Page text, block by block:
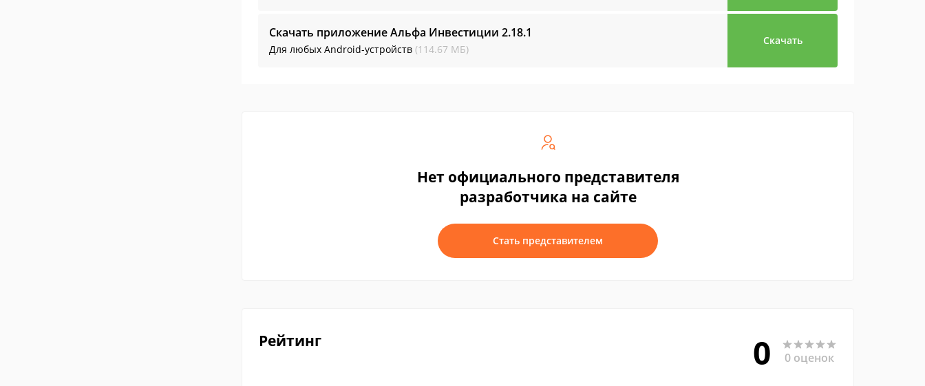
Скачать приложение Альфа Инвестиции 2.18.1
Для любых Android-устройств (114.67 МБ)
Скачать
Нет официального представителя
разработчика на сайте
Стать представителем
Рейтинг 0 0 оценок